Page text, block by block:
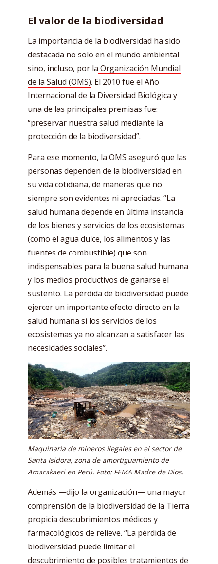
El valor de la biodiversidad
La importancia de la biodiversidad ha sido
destacada no solo en el mundo ambiental
sino, incluso, por la Organización Mundial
de la Salud (OMS). El 2010 fue el Año
Internacional de la Diversidad Biológica y
una de las principales premisas fue:
“preservar nuestra salud mediante la
protección de la biodiversidad”.
Para ese momento, la OMS aseguró que las
personas dependen de la biodiversidad en
su vida cotidiana, de maneras que no
siempre son evidentes ni apreciadas. “La
salud humana depende en última instancia
de los bienes y servicios de los ecosistemas
(como el agua dulce, los alimentos y las
fuentes de combustible) que son
indispensables para la buena salud humana
y los medios productivos de ganarse el
sustento. La pérdida de biodiversidad puede
ejercer un importante efecto directo en la
salud humana si los servicios de los
ecosistemas ya no alcanzan a satisfacer las
necesidades sociales”.
Maquinaria de mineros ilegales en el sector de
Santa Isidora, zona de amortiguamiento de
Amarakaeri en Perú. Foto: FEMA Madre de Dios.
Además —dijo la organización— una mayor
comprensión de la biodiversidad de la Tierra
propicia descubrimientos médicos y
farmacológicos de relieve. “La pérdida de
biodiversidad puede limitar el
descubrimiento de posibles tratamientos de